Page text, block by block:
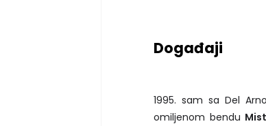
Događaji
1995. sam sa Del
omiljenom bendu